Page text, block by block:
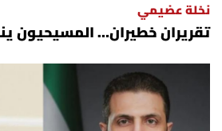
نخلة عضيمي
تقريران خطيران… المسيحيون